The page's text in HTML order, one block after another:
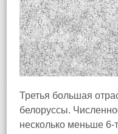
Третья большая
белоруссы.
несколько меньше 6-